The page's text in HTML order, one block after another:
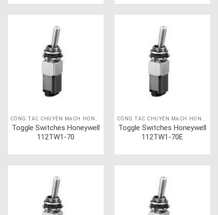
Toggle Switches Honeywell
112TW1-70
Toggle Switches Honeywell
112TW1-70E